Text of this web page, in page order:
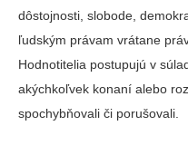
dôstojnosti, slobode,
ľudským právam vrátane
Hodnotitelia postupujú v
akýchkoľvek konaní alebo
spochybňovali či porušovali.